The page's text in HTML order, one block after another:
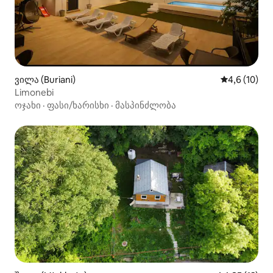
ვილა (Buriani) საშუალო
4,6 (10)
Limonebi
ოჯახი · ფასი/ხარისხი · მასპინძლობა